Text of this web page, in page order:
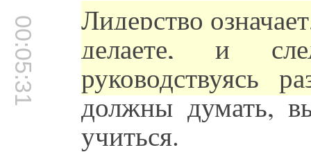
00:05:31 Лидерство
делаете, и
руководствуясь
должны думать,
учиться.